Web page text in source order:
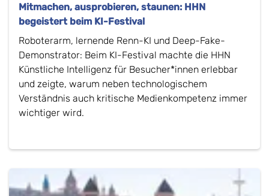
Mitmachen, ausprobieren, staunen: HHN
begeistert beim KI-Festival
Roboterarm, lernende Renn-KI und Deep-Fake-
Demonstrator: Beim KI-Festival machte die HHN
Künstliche Intelligenz für Besucher*innen erlebbar
und zeigte, warum neben technologischem
Verständnis auch kritische Medienkompetenz immer
wichtiger wird.